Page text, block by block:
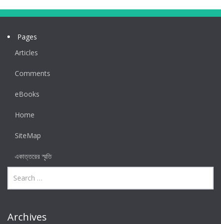
Pages
Articles
Comments
eBooks
Home
SiteMap
একাত্তরের স্মৃতি
Archives